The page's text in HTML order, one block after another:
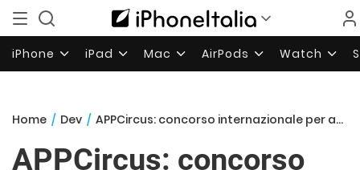
iPhone iPad Mac AirPods Watch
Home / Dev / APPCircus: concorso internazionale per applicazioni mobile
APPCircus: concorso